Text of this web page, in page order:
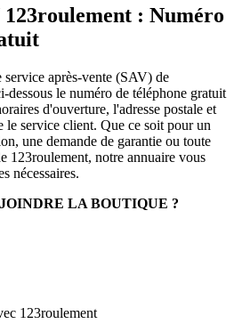
: Numéro
service après-vente (SAV) de
dessous le numéro de téléphone gratuit
d'ouverture, l'adresse postale et
le service client. Que ce soit pour un
une demande de garantie ou toute
123roulement, notre annuaire vous
nécessaires.
LA BOUTIQUE ?
123roulement